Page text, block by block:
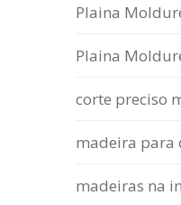
Plaina
Plaina
corte preciso
madeira para
madeiras na